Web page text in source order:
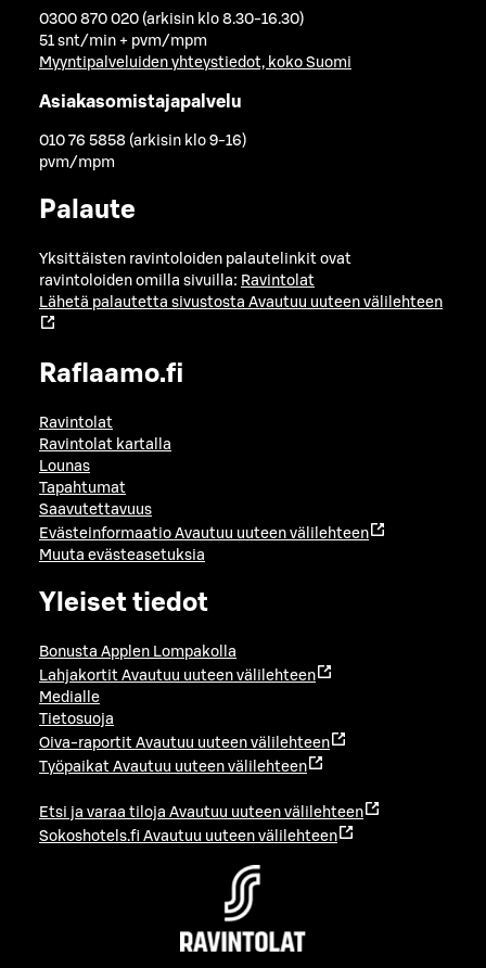
0300 870 020 (arkisin klo 8.30-16.30)
51 snt/min + pvm/mpm
Myyntipalveluiden yhteystiedot, koko Suomi
Asiakasomistajapalvelu
010 76 5858 (arkisin klo 9-16)
pvm/mpm
Palaute
Yksittäisten ravintoloiden palautelinkit ovat
ravintoloiden omilla sivuilla: Ravintolat
Lähetä palautetta sivustosta Avautuu uuteen välilehteen
Raflaamo.fi
Ravintolat
Ravintolat kartalla
Lounas
Tapahtumat
Saavutettavuus
Evästeinformaatio Avautuu uuteen välilehteen
Muuta evästeasetuksia
Yleiset tiedot
Bonusta Applen Lompakolla
Lahjakortit Avautuu uuteen välilehteen
Medialle
Tietosuoja
Oiva-raportit Avautuu uuteen välilehteen
Työpaikat Avautuu uuteen välilehteen
Etsi ja varaa tiloja Avautuu uuteen välilehteen
Sokoshotels.fi Avautuu uuteen välilehteen